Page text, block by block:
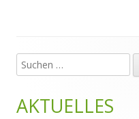
Haupt-
Seitenleiste
Suchen
nach:
AKTUELLES